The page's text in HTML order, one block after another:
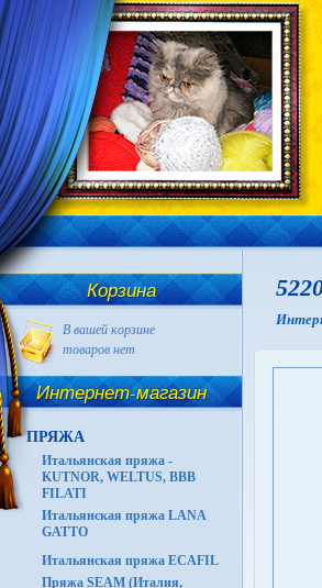
Корзина
В вашей корзине
товаров нет
Интернет-магазин
ПРЯЖА
Итальянская пряжа -
KUTNOR, WELTUS, BBB
FILATI
Итальянская пряжа LANA
GATTO
Итальянская пряжа ECAFIL
Пряжа SEAM (Италия,